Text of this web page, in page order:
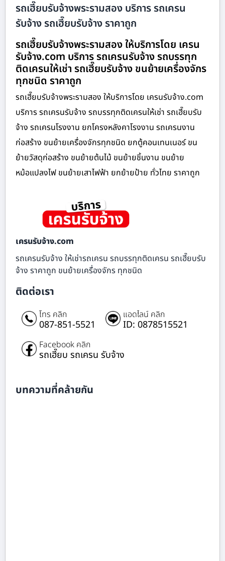
รถเฮี๊ยบรับจ้างพระรามสอง บริการ รถเครน
รับจ้าง รถเฮี๊ยบรับจ้าง ราคาถูก
รถเฮี๊ยบรับจ้างพระรามสอง ให้บริการโดย เครน
รับจ้าง.com บริการ รถเครนรับจ้าง รถบรรทุก
ติดเครนให้เช่า รถเฮี๊ยบรับจ้าง ขนย้ายเครื่องจักร
ทุกชนิด ราคาถูก
รถเฮี๊ยบรับจ้างพระรามสอง ให้บริการโดย เครนรับจ้าง.com
บริการ รถเครนรับจ้าง รถบรรทุกติดเครนให้เช่า รถเฮี๊ยบรับ
จ้าง รถเครนโรงงาน ยกโครงหลังคาโรงงาน รถเครนงาน
ก่อสร้าง ขนย้ายเครื่องจักรทุกชนิด ยกตู้คอนเทนเนอร์ ขน
ย้ายวัสดุก่อสร้าง ขนย้ายต้นไม้ ขนย้ายชิ้นงาน ขนย้าย
หม้อแปลงไฟ ขนย้ายเสาไฟฟ้า ยกย้ายป้าย ทั่วไทย ราคาถูก
เครนรับจ้าง.com
รถเครนรับจ้าง ให้เช่ารถเครน รถบรรทุกติดเครน รถเฮี๊ยบรับ
จ้าง ราคาถูก ขนย้ายเครื่องจักร ทุกชนิด
ติดต่อเรา
โทร คลิก
087-851-5521
แอดไลน์ คลิก
ID: 0878515521
Facebook คลิก
รถเฮี๊ยบ รถเครน รับจ้าง
บทความที่คล้ายกัน